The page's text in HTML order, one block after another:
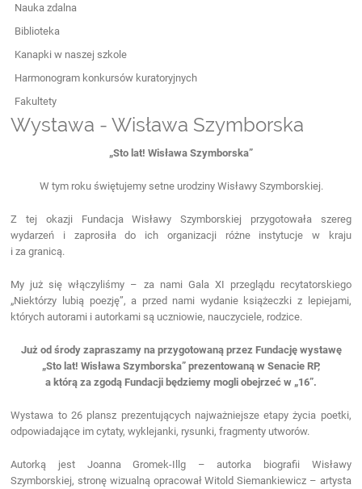
Nauka zdalna
Biblioteka
Kanapki w naszej szkole
Harmonogram konkursów kuratoryjnych
Fakultety
Wystawa - Wisława Szymborska
„Sto lat! Wisława Szymborska”
W tym roku świętujemy setne urodziny Wisławy Szymborskiej.
Z tej okazji Fundacja Wisławy Szymborskiej przygotowała szereg
wydarzeń i zaprosiła do ich organizacji różne instytucje w kraju
i za granicą.
My już się włączyliśmy – za nami Gala XI przeglądu recytatorskiego
„Niektórzy lubią poezję”, a przed nami wydanie książeczki z lepiejami,
których autorami i autorkami są uczniowie, nauczyciele, rodzice.
Już od środy zapraszamy na przygotowaną przez Fundację wystawę
„Sto lat! Wisława Szymborska” prezentowaną w Senacie RP,
a którą za zgodą Fundacji będziemy mogli obejrzeć w „16”.
Wystawa to 26 plansz prezentujących najważniejsze etapy życia poetki,
odpowiadające im cytaty, wyklejanki, rysunki, fragmenty utworów.
Autorką jest Joanna Gromek-Illg – autorka biografii Wisławy
Szymborskiej, stronę wizualną opracował Witold Siemankiewicz – artysta